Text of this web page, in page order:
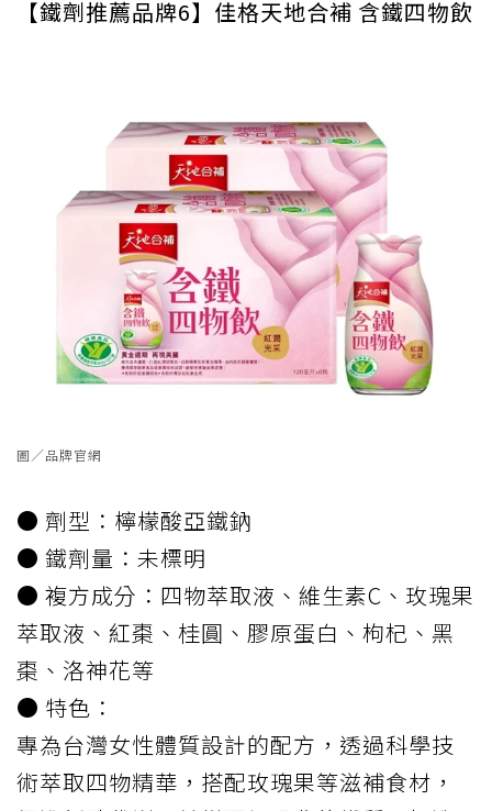
【鐵劑推薦品牌6】佳格天地合補 含鐵四物飲
圖／品牌官網
● 劑型：檸檬酸亞鐵鈉
● 鐵劑量：未標明
● 複方成分：四物萃取液、維生素C、玫瑰果
萃取液、紅棗、桂圓、膠原蛋白、枸杞、黑
棗、洛神花等
● 特色：
專為台灣女性體質設計的配方，透過科學技
術萃取四物精華，搭配玫瑰果等滋補食材，